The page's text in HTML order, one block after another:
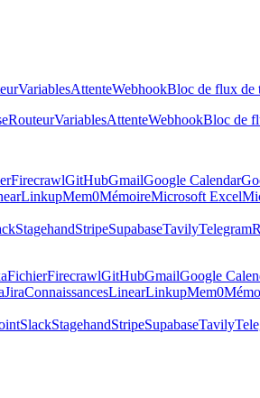
VariablesAttenteWebhookBloc de flux de
RouteurVariablesAttenteWebhookBloc de
FirecrawlGitHubGmailGoogle Calendar
LinkupMem0MémoireMicrosoft Excel
StagehandStripeSupabaseTavilyTelegram
FichierFirecrawlGitHubGmailGoogle
JiraConnaissancesLinearLinkupMem0
SlackStagehandStripeSupabaseTavily